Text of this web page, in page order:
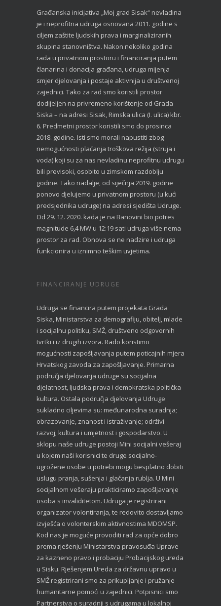
Građanska inicijativa „Moj grad Sisak“ nevladina
je i neprofitna udruga osnovana 2011. godine s
ciljem zaštite ljudskih prava i marginaliziranih
skupina stanovništva. Nakon nekoliko godina
rada u privatnom prostoru i financiranja putem
članarina i donacija građana, udruga mijenja
smjer djelovanja i postaje aktivnija u društvenoj
zajednici. Tako za rad smo koristili prostor
dodijeljen na privremeno korištenje od Grada
Siska – na adresi Sisak, Rimska ulica (I. ulica) kbr.
6. Predmetni prostor koristili smo do prosinca
2018. godine. Isti smo morali napustiti zbog
nemogućnosti plaćanja troškova režija (struja i
voda) koji su za nas nevladinu neprofitnu udrugu
bili previsoki, osobito u zimskom razdoblju
godine. Tako nadalje, od siječnja 2019. godine
ponovo djelujemo u privatnom prostoru (u kući
predsjednika udruge) na adresi sjedišta Udruge.
Od 29. 12. 2020. kada je na Banovini bio potres
magnitude 6,4 MW u 12:19 sati udruga više nema
prostor za rad. Obnova se ne nadzire i udruga
funkcionira u iznimno teškim uvjetima.
FINANCIRANJE UDRUGE
Udruga se financira putem projekata Grada
Siska, Ministarstva za demografiju, obitelj, mlade
i socijalnu politiku, SMŽ, društveno odgovornih
tvrtki i iz drugih izvora. Rado koristimo
mogućnosti zapošljavanja putem poticajnih mjera
Hrvatskog zavoda za zapošljavanje. Primarna
područja djelovanja udruge su socijalna
djelatnost, ljudska prava i demokratska politička
kultura. Ostala područja djelovanja Udruge
sukladno ciljevima su: međunarodna suradnja;
obrazovanje, znanost i istraživanje; održivi
razvoj; kultura i umjetnost i gospodarstvo. U
sklopu naše udruge postoji Mini socijalni vešeraj
u kojem naši korisnici te druge socijalno-
ugrožene osobe u potrebi mogu besplatno dobiti
uslugu pranja, sušenja i glačanja rublja. U Mini
socijalnom vešeraju prakticiramo zapošljavanje
osoba s invaliditetom. Udruga je registrirani
organizator volontiranja, te redovito dostavljamo
izvješća o volonterskim aktivnostima MDOMSP.
Kod nas je moguće provoditi rad za opće dobro
prema rješenju Ministarstva pravosuđa Uprave
za kazneno pravo i probaciju Probacijskog ureda
u Sisku. Rješenjem Ureda za državnu upravo u
SMŽ registrirani smo za prikupljanje i pružanje
humanitarne pomoći u zajednici. Potpisnici smo
Partnerstva o suradnji s udrugama u lokalnoj